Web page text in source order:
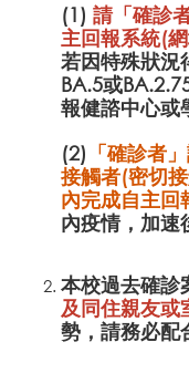
(1) 請「確診
主回報系統(網
若因特殊狀
BA.5或
報健諮中心或
(2) 「確診者
接觸者(密切
內完成自主回
內疫情，加速
本校過去確診
及同住親友或
勢，請務必配